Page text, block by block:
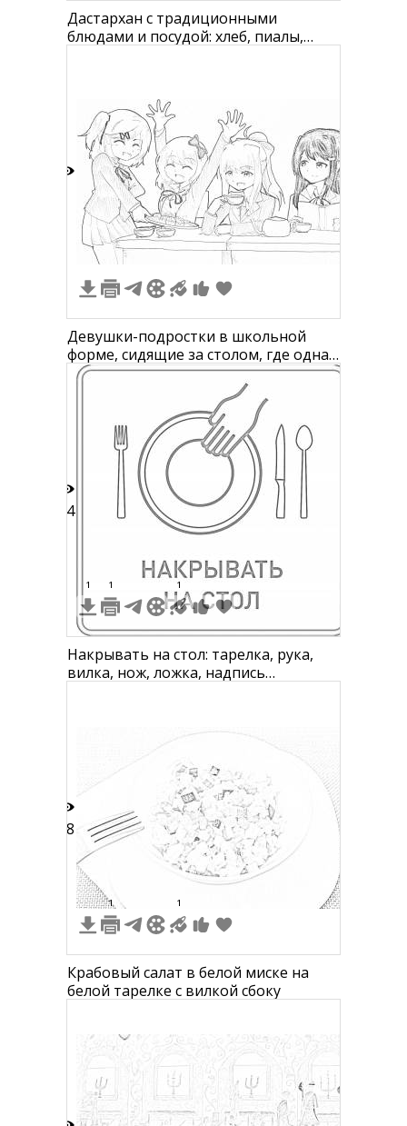
Дастархан с традиционными
блюдами и посудой: хлеб, пиалы,
Девушки-подростки в школьной
форме, сидящие за столом, где одна
девушка находится в процессе
подачи еды, другая держит чашку,
одна девушка читает книгу, а еще
одна радуется, подняв руки вверх.
14
1 1 1
Накрывать на стол: тарелка, рука,
вилка, нож, ложка, надпись
18
1 1
Крабовый салат в белой миске на
белой тарелке с вилкой сбоку